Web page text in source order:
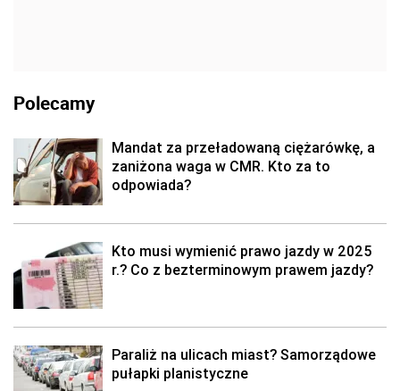
Polecamy
Mandat za przeładowaną ciężarówkę, a
zaniżona waga w CMR. Kto za to
odpowiada?
Kto musi wymienić prawo jazdy w 2025
r.? Co z bezterminowym prawem jazdy?
Paraliż na ulicach miast? Samorządowe
pułapki planistyczne